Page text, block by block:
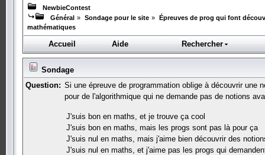
NewbieContest
Général » Sondage pour le site » Épreuves de prog qui font
mathématiques
Accueil Aide Rechercher
Sondage
Question: Si une épreuve de programmation oblige à découvrir
pour de l'algorithmique qui ne demande pas de notions
J'suis bon en maths, et je trouve ça cool
J'suis bon en maths, mais les progs sont pas là pour ça
J'suis nul en maths, mais j'aime bien découvrir des
J'suis nul en maths, et j'aime pas les progs qui